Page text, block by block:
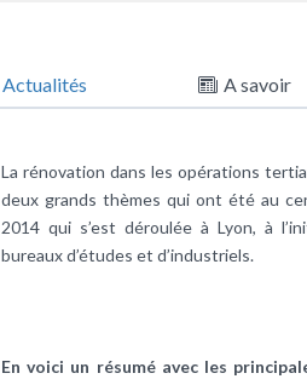
Actualités A savoir
La rénovation dans les opérations
deux grands thèmes qui ont été au
2014 qui s’est déroulée à Lyon, à
bureaux d’études et d’industriels.
En voici un résumé avec les